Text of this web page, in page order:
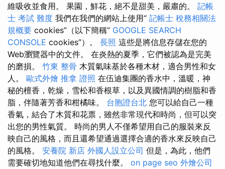
維吸收並食用。 果園，鮮花，絕不是甜美，嚴肅的。 記帳
士 考試 難度 我們在我們的網站上使用“ 記帳士 稅務相關法
規概要 cookies”（以下簡稱“ GOOGLE SEARCH
CONSOLE cookies”）。 長照 這些是將信息存儲在您的
Web瀏覽器中的文件。 在炎熱的夏季，它們被認為是完美
的磨損。 竹東 整骨 木質氣味基於各種木材，適合男性和女
人。 歐式外燴 推拿 證照 在伍迪集團的香水中，溫暖，神
秘的檀香，乾燥，雪松和香根草，以及異國情調的樹脂和香
脂，伴隨著芳香和柑橘味。 台胞證台北 您可以給自己一種
香氣，結合了木質和花票，雖然非常現代和時尚，但可以突
出您的男性氣質。 時尚的男人不僅希望用自己的服裝來反
映自己的風格，而且還希望通過選擇合適的香水來反映自己
的風格。 安養院 新店 外國人設立公司 但是，為此，他們
需要確切地知道他們在尋找什麼。 on page seo 外燴公司